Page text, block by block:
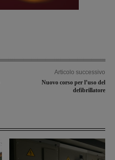
Articolo successivo
Nuovo corso per l’uso del
defibrillatore